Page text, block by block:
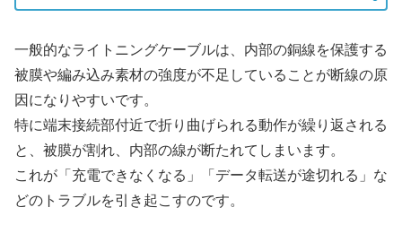
一般的なライトニングケーブルは、内部の銅線を保護する
被膜や編み込み素材の強度が不足していることが断線の原
因になりやすいです。
特に端末接続部付近で折り曲げられる動作が繰り返される
と、被膜が割れ、内部の線が断たれてしまいます。
これが「充電できなくなる」「データ転送が途切れる」な
どのトラブルを引き起こすのです。